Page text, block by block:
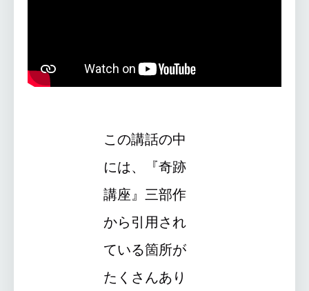
この講話の中
には、『奇跡
講座』三部作
から引用され
ている箇所が
たくさんあり